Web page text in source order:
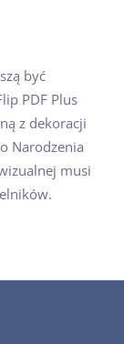
być
PDF Plus
z dekoracji
Narodzenia
musi